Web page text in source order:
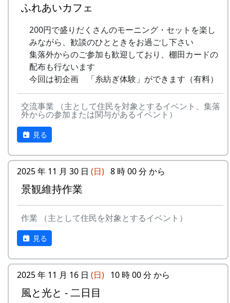
ふれあいカフェ
200円で盛りだくさんのモーニング・セットを楽し
みながら、歓談のひとときをお過ごし下さい
集落外からのご参加も歓迎しており、棚田カードの
配布も行ないます
今回は初企画 「糸紡ぎ体験」ができます（有料）
交流事業 （主として住民を対象とするイベント、集落
外からの参加または関与があるイベント）
見る
2025 年 11 月 30 日 (日) 8 時 00 分 から
景観維持作業
作業 （主として住民を対象とするイベント）
見る
2025 年 11 月 16 日 (日) 10 時 00 分 から
風と光と - 二日目